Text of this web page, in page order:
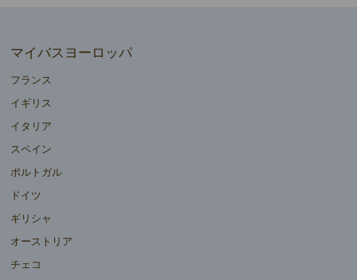
マイバスヨーロッパ
フランス
イギリス
イタリア
スペイン
ポルトガル
ドイツ
ギリシャ
オーストリア
チェコ